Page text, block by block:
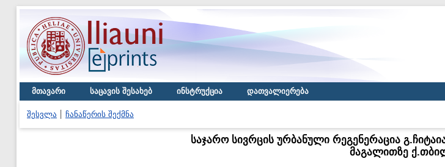
მთავარი საცავის შესახებ ინსტრუქცია დათვალიერება
შესვლა ჩანაწერის შექმნა
საჯარო სივრცის ურბანული რეგენერაცია
მაგალითზე